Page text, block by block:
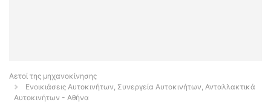
Αετοί της μηχανοκίνησης
Ενοικιάσεις Αυτοκινήτων, Συνεργεία Αυτοκινήτων, Ανταλλακτικά
Αυτοκινήτων - Αθήνα